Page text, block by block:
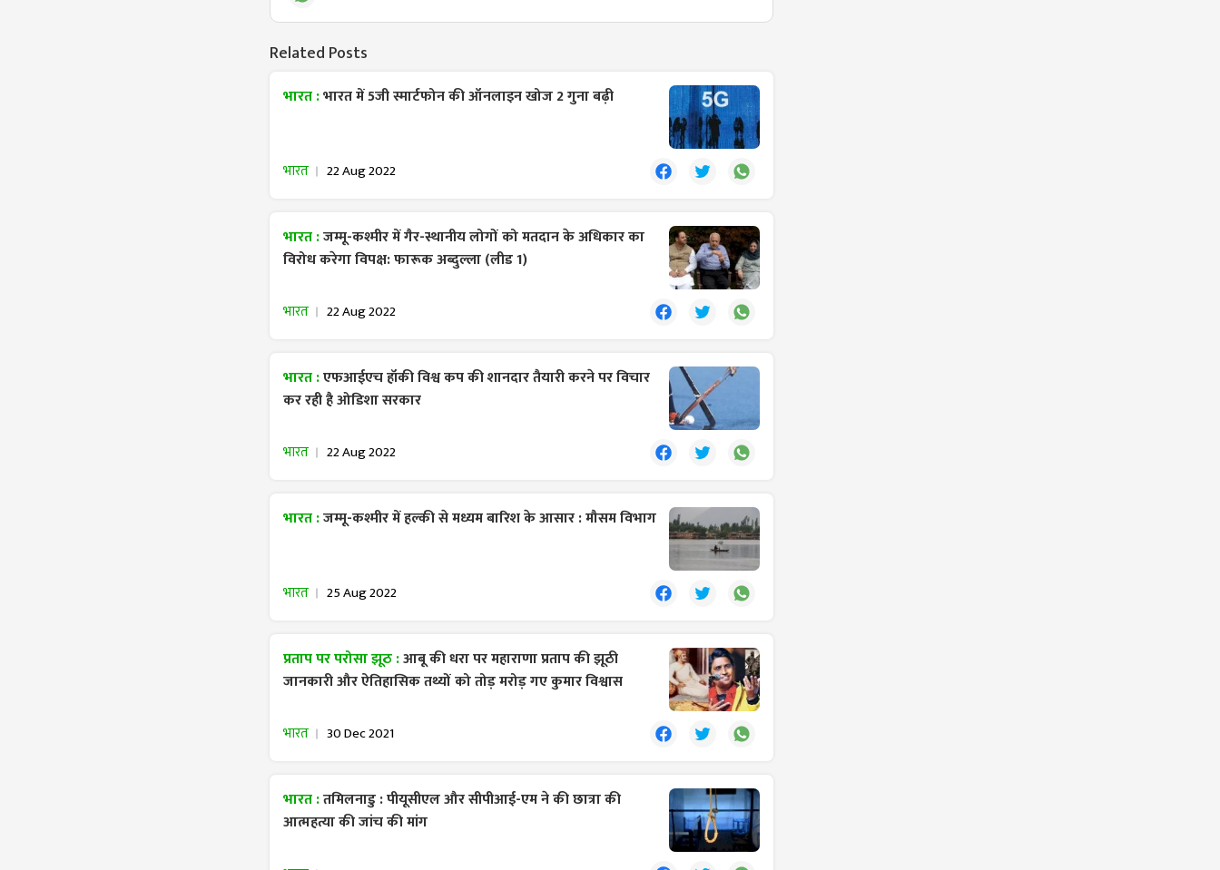
Related Posts
भारत :भारत में 5जी स्मार्टफोन की ऑनलाइन खोज 2 गुना बढ़ी
भारत 22 Aug 2022
भारत :जम्मू-कश्मीर में गैर-स्थानीय लोगों को मतदान के अधिकार का
विरोध करेगा विपक्ष: फारूक अब्दुल्ला (लीड 1)
भारत 22 Aug 2022
भारत :एफआईएच हॉकी विश्व कप की शानदार तैयारी करने पर विचार
कर रही है ओडिशा सरकार
भारत 22 Aug 2022
भारत :जम्मू-कश्मीर में हल्की से मध्यम बारिश के आसार : मौसम विभाग
भारत 25 Aug 2022
प्रताप पर परोसा झूठ :आबू की धरा पर महाराणा प्रताप की झूठी
जानकारी और ऐतिहासिक तथ्यों को तोड़ मरोड़ गए कुमार विश्वास
भारत 30 Dec 2021
भारत :तमिलनाडु : पीयूसीएल और सीपीआई-एम ने की छात्रा की
आत्महत्या की जांच की मांग